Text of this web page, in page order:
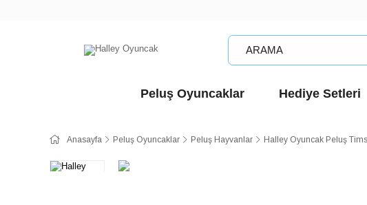
Peluş Oyuncaklar Hediye Setleri
Anasayfa Peluş Oyuncaklar Peluş Hayvanlar Halley Oyuncak Peluş